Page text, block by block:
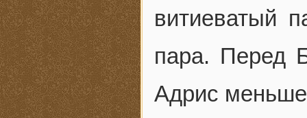
витиеватый
пара. Перед
Адрис меньше